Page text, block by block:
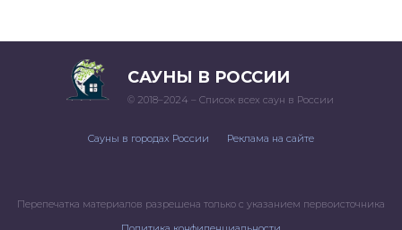
САУНЫ В РОССИИ
© 2018–2024 – Список всех саун в России
Сауны в городах России Реклама на сайте
Перепечатка материалов разрешена только с указанием первоисточника